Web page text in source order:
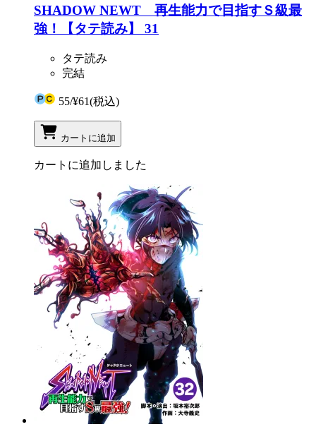
SHADOW NEWT 再生能力で目指すＳ級最
強！【タテ読み】 31
タテ読み
完結
55/¥61(税込)
カートに追加
カートに追加しました